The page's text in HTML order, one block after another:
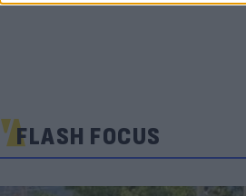
FLASH FOCUS